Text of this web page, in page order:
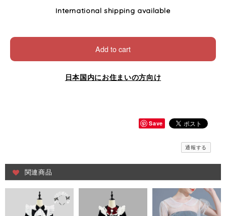
International shipping available
Add to cart
日本国内にお住まいの方向け
Save
通報する
関連商品